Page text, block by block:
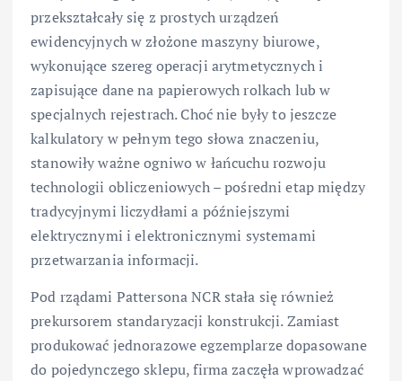
przekształcały się z prostych urządzeń
ewidencyjnych w złożone maszyny biurowe,
wykonujące szereg operacji arytmetycznych i
zapisujące dane na papierowych rolkach lub w
specjalnych rejestrach. Choć nie były to jeszcze
kalkulatory w pełnym tego słowa znaczeniu,
stanowiły ważne ogniwo w łańcuchu rozwoju
technologii obliczeniowych – pośredni etap między
tradycyjnymi liczydłami a późniejszymi
elektrycznymi i elektronicznymi systemami
przetwarzania informacji.
Pod rządami Pattersona NCR stała się również
prekursorem standaryzacji konstrukcji. Zamiast
produkować jednorazowe egzemplarze dopasowane
do pojedynczego sklepu, firma zaczęła wprowadzać